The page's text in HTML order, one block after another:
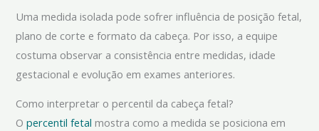
Uma medida isolada pode sofrer influência de posição fetal,
plano de corte e formato da cabeça. Por isso, a equipe
costuma observar a consistência entre medidas, idade
gestacional e evolução em exames anteriores.
Como interpretar o percentil da cabeça fetal?
Opercentil fetal mostra como a medida se posiciona em